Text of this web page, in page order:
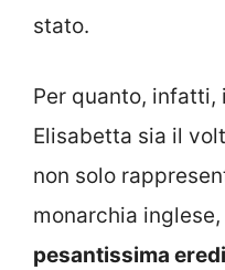
stato.
Per quanto,
Elisabetta sia il
non solo
monarchia inglese,
pesantissima